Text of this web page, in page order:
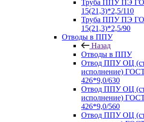
Труба ППУ ПЭ
15(21,3)*2,5/110
Труба ППУ ПЭ
15(21,3)*2,5/90
Отводы в ППУ
Назад
Отводы в ППУ
Отвод ППУ ОЦ
исполнение)
426*9,0/630
Отвод ППУ ОЦ
исполнение)
426*9,0/560
Отвод ППУ ОЦ